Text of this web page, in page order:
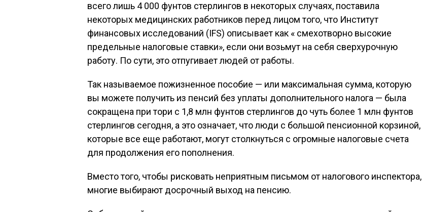
всего лишь 4 000 фунтов стерлингов в некоторых случаях, поставила
некоторых медицинских работников перед лицом того, что Институт
финансовых исследований (IFS) описывает как « смехотворно высокие
предельные налоговые ставки», если они возьмут на себя сверхурочную
работу. По сути, это отпугивает людей от работы.
Так называемое пожизненное пособие — или максимальная сумма, которую
вы можете получить из пенсий без уплаты дополнительного налога — была
сокращена при тори с 1,8 млн фунтов стерлингов до чуть более 1 млн фунтов
стерлингов сегодня, а это означает, что люди с большой пенсионной корзиной,
которые все еще работают, могут столкнуться с огромные налоговые счета
для продолжения его пополнения.
Вместо того, чтобы рисковать неприятным письмом от налогового инспектора,
многие выбирают досрочный выход на пенсию.